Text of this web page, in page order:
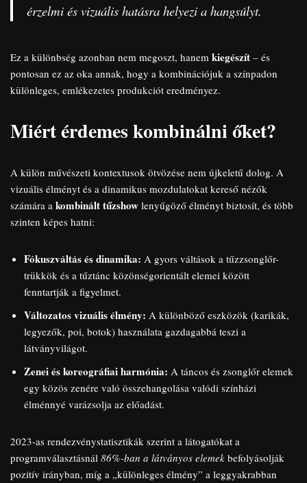
érzelmi és vizuális hatásra helyezi a hangsúlyt.
Ez a különbség azonban nem megoszt, hanem kiegészít – és
pontosan ez az oka annak, hogy a kombinációjuk a színpadon
különleges, emlékezetes produkciót eredményez.
Miért érdemes kombinálni őket?
A külön művészeti kontextusok ötvözése nem újkeletű dolog. A
vizuális élményt és a dinamikus mozdulatokat kereső nézők
számára a kombinált tűzshow lenyűgöző élményt biztosít, és több
szinten képes hatni:
Fókuszváltás és dinamika: A gyors váltások a tűzzsonglőr-
trükkök és a tűztánc közönségorientált elemei között
fenntartják a figyelmet.
Változatos vizuális élmény: A különböző eszközök (karikák,
legyezők, poi, botok) használata gazdagabbá teszi a
látványvilágot.
Zenei és koreográfiai harmónia: A táncos és zsonglőr elemek
egy közös zenére való összehangolása valódi színházi
élménnyé varázsolja az előadást.
2023-as rendezvénystatisztikák szerint a látogatókat a
programválasztásnál 86%-ban a látványos elemek befolyásolják
pozitív irányban, míg a „különleges élmény” a leggyakrabban